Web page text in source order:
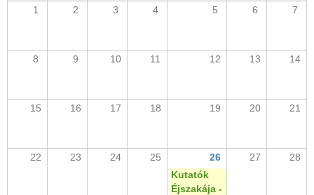
1
2 3 4 5 6 7
8 9 10 11 12 13 14
15 16 17 18 19 20 21
22 23 24 25 26 27
28
Kutatók
Éjszakája -